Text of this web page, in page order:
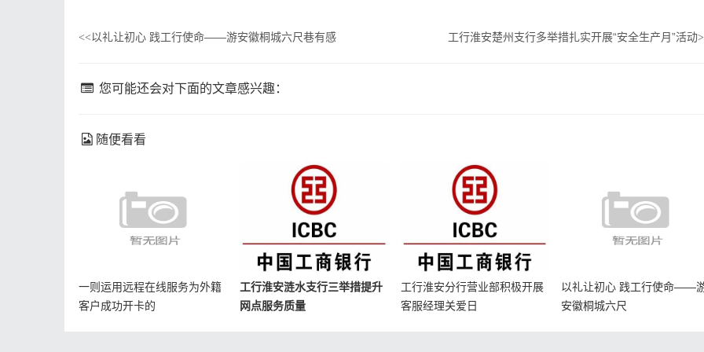
<<以礼让初心 践工行使命——游安徽桐城六尺巷有感 工行淮安楚州支行多举措扎实开展“安全生产月”活动
您可能还会对下面的文章感兴趣：
随便看看
一则运用远程在线服务为外籍
客户成功开卡的
工行淮安涟水支行三举措提升
网点服务质量
工行淮安分行营业部积极开展
客服经理关爱日
以礼让初心 践工行使命——
安徽桐城六尺